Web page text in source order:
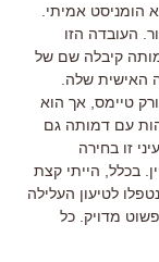
הומניסט אמיתי.
העובדה הזו
קיבלה שם של
האישית שלה.
טיימס, אך הוא
עם דמותה גם
זו בחירה
בכלל, הייתי קצת
לטיעון העלילה
מדויק. כל